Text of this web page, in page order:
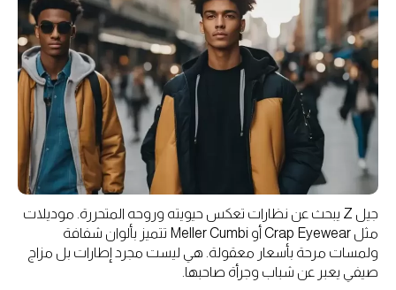
جيل Z يبحث عن نظارات تعكس حيويته وروحه المتحررة. موديلات
مثل Crap Eyewear أو Meller Cumbi تتميز بألوان شفافة
ولمسات مرحة بأسعار معقولة. هي ليست مجرد إطارات بل مزاج
صيفي يعبر عن شباب وجرأة صاحبها.